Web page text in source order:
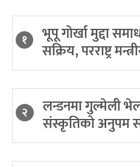
१ भूपू गोर्खा मुद्दा
सक्रिय, परराष्ट्र
२ लन्डनमा गुल्मेली
संस्कृतिको अनुपम